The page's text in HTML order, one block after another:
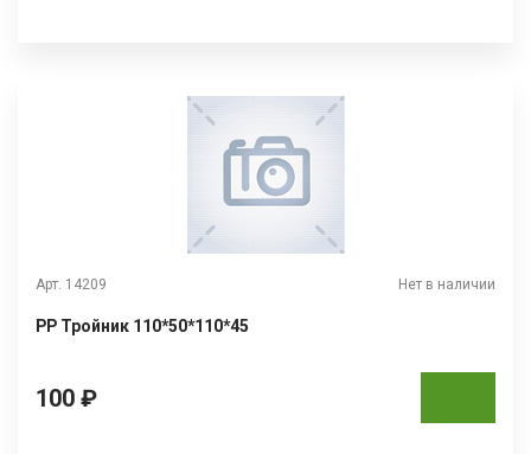
Арт. 14209 Нет в наличии
РР Тройник 110*50*110*45
100 ₽